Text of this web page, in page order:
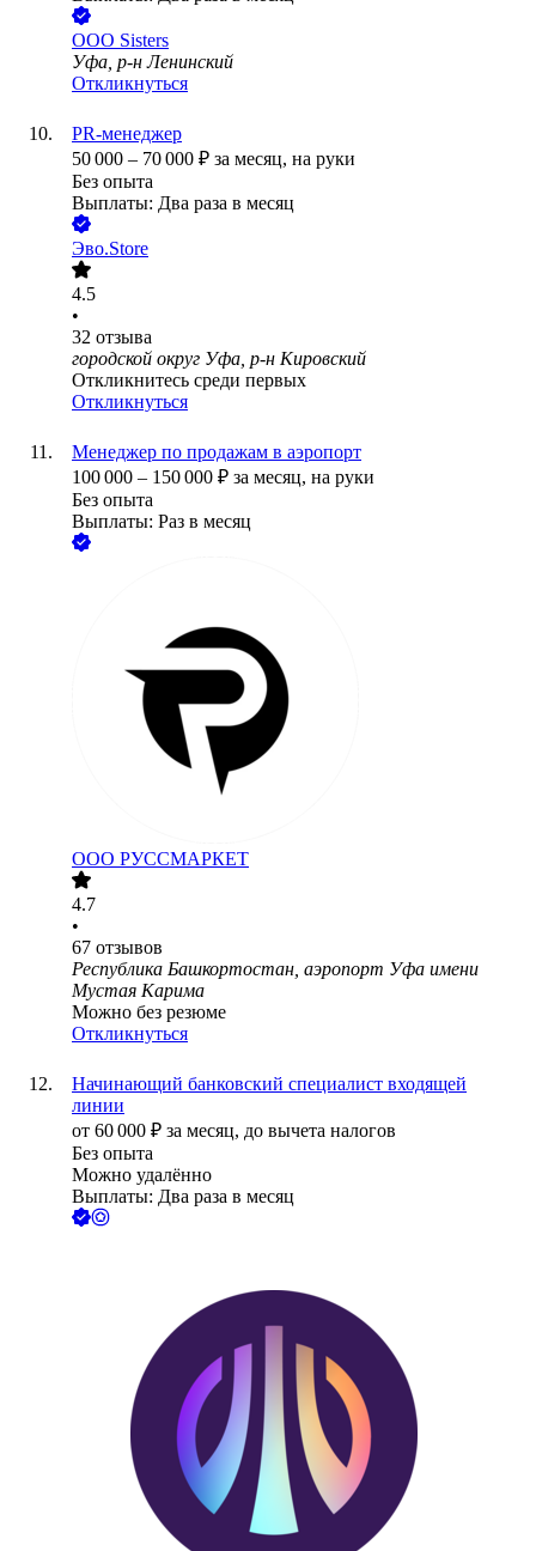
ООО Sisters
Уфа, р-н Ленинский
Откликнуться
PR-менеджер
50 000 – 70 000 ₽ за месяц, на руки
Без опыта
Выплаты: Два раза в месяц
Эво.Store
4.5
•
32 отзыва
городской округ Уфа, р-н Кировский
Откликнитесь среди первых
Откликнуться
Менеджер по продажам в аэропорт
100 000 – 150 000 ₽ за месяц, на руки
Без опыта
Выплаты: Раз в месяц
ООО РУССМАРКЕТ
4.7
•
67 отзывов
Республика Башкортостан, аэропорт Уфа имени
Мустая Карима
Можно без резюме
Откликнуться
Начинающий банковский специалист входящей
линии
от 60 000 ₽ за месяц, до вычета налогов
Без опыта
Можно удалённо
Выплаты: Два раза в месяц